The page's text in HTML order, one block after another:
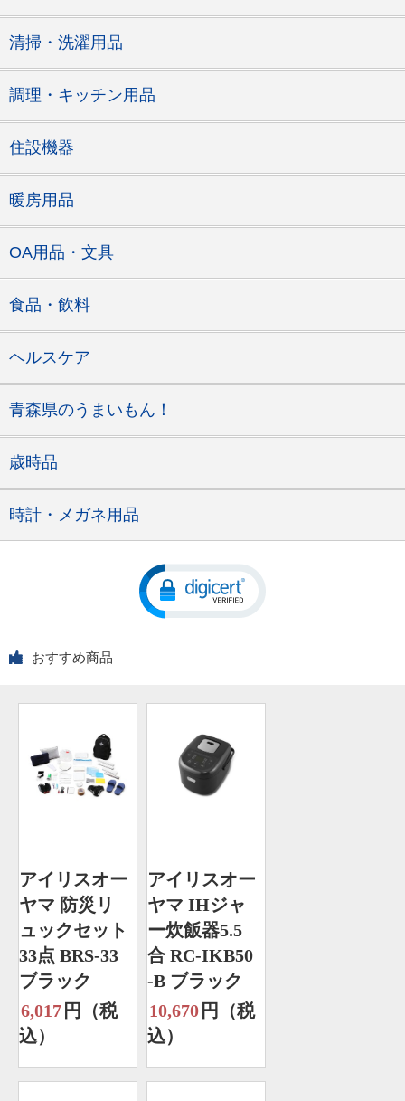
清掃・洗濯用品
調理・キッチン用品
住設機器
暖房用品
OA用品・文具
食品・飲料
ヘルスケア
青森県のうまいもん！
歳時品
時計・メガネ用品
おすすめ商品
アイリスオー
ヤマ 防災リ
ュックセット
33点 BRS-33
ブラック
6,017 円（税
込）
アイリスオー
ヤマ IHジャ
ー炊飯器5.5
合 RC-IKB50
-B ブラック
10,670 円（税
込）